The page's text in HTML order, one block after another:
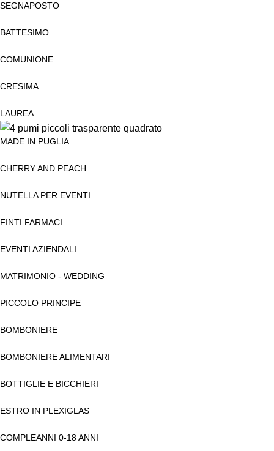
SEGNAPOSTO
BATTESIMO
COMUNIONE
CRESIMA
LAUREA
MADE IN PUGLIA
CHERRY AND PEACH
NUTELLA PER EVENTI
FINTI FARMACI
EVENTI AZIENDALI
MATRIMONIO - WEDDING
PICCOLO PRINCIPE
BOMBONIERE
BOMBONIERE ALIMENTARI
BOTTIGLIE E BICCHIERI
ESTRO IN PLEXIGLAS
COMPLEANNI 0-18 ANNI